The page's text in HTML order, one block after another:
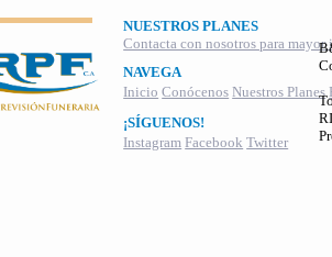
NUESTROS PLANES
Contacta con nosotros para
NAVEGA
Inicio Conócenos Nuestros Planes
¡SÍGUENOS!
Instagram Facebook Twitter